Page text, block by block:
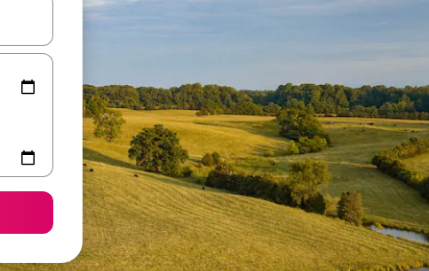
med upp- och nedåtpilarna eller utforska genom att trycka eller svepa.